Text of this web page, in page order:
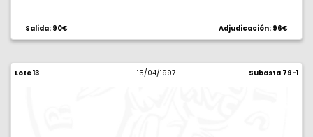
Salida: 90€ Adjudicación: 96€
Lote 13 15/04/1997 Subasta 79-1